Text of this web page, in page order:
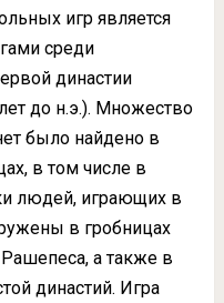
игр является
среди
династии
до н.э.). Множество
было найдено в
в том числе в
людей, играющих в
в гробницах
а также в
династий. Игра